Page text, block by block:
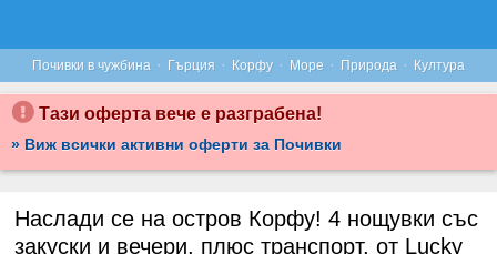
Почивки в чужбина · Гърция · Корфу · Море · Природа · Култура
Тази оферта вече е разграбена!
» Виж всички активни оферти за Почивки
Наслади се на остров Корфу! 4 нощувки със
закуски и вечери, плюс транспорт, от Lucky